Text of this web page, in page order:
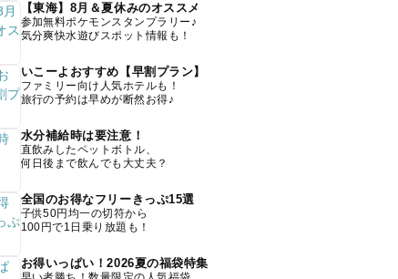
【東海】8月＆夏休みのオススメ
参加無料ポケモンスタンプラリー♪
気分爽快水遊びスポット情報も！
いこーよおすすめ【早割プラン】
ファミリー向け人気ホテルも！
旅行の予約は早めが断然お得♪
水分補給時は要注意！
直飲みしたペットボトル、
何日後まで飲んでも大丈夫？
全国のお得なフリーきっぷ15選
子供50円均一の切符から
100円で1日乗り放題も！
お得いっぱい！2026夏の福袋特集